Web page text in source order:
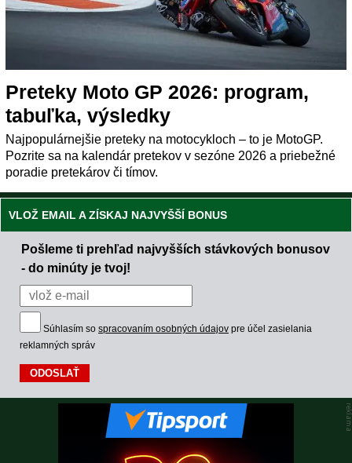
Preteky Moto GP 2026: program,
tabuľka, výsledky
Najpopulárnejšie preteky na motocykloch – to je MotoGP.
Pozrite sa na kalendár pretekov v sezóne 2026 a priebežné
poradie pretekárov či tímov.
VLOŽ EMAIL A ZÍSKAJ NAJVYŠŠÍ BONUS
Pošleme ti prehľad najvyšších stávkových bonusov
- do minúty je tvoj!
Súhlasím so spracovaním osobných údajov pre účel zasielania
reklamných správ